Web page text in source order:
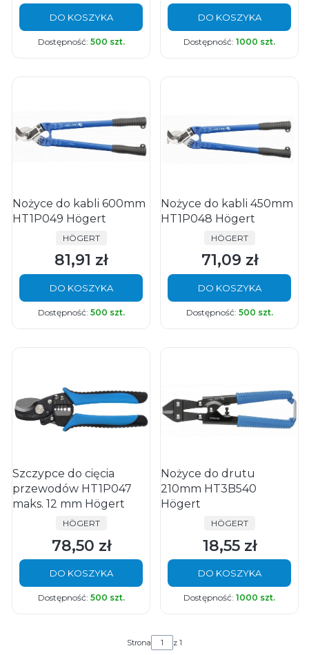
DO KOSZYKA
Dostępność: 500 szt.
DO KOSZYKA
Dostępność: 1000 szt.
Nożyce do kabli 600mm
HT1P049 Högert
PRODUCENT
HÖGERT
Cena
81,91 zł
DO KOSZYKA
Dostępność: 500 szt.
Nożyce do kabli 450mm
HT1P048 Högert
PRODUCENT
HÖGERT
Cena
71,09 zł
DO KOSZYKA
Dostępność: 500 szt.
Szczypce do cięcia
przewodów HT1P047
maks. 12 mm Högert
PRODUCENT
HÖGERT
Cena
78,50 zł
DO KOSZYKA
Dostępność: 500 szt.
Nożyce do drutu
210mm HT3B540
Högert
PRODUCENT
HÖGERT
Cena
18,55 zł
DO KOSZYKA
Dostępność: 1000 szt.
Strona z 1